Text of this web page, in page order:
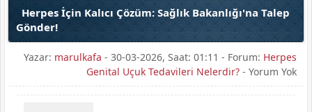
Herpes İçin Kalıcı Çözüm: Sağlık Bakanlığı'na Talep
Gönder!
Yazar: marulkafa - 30-03-2026, Saat: 01:11 - Forum: Herpes
Genital Uçuk Tedavileri Nelerdir? - Yorum Yok